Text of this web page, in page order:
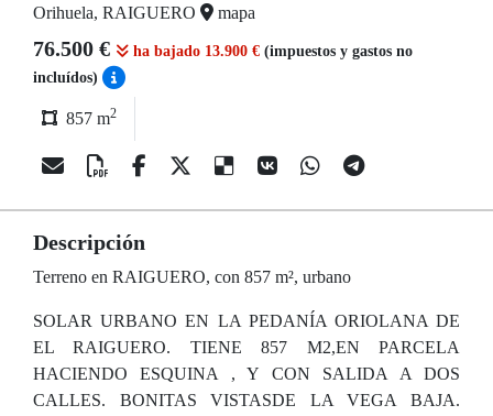
Orihuela, RAIGUERO mapa
76.500 € ha bajado 13.900 € (impuestos y gastos no
incluídos)
857 m2
Descripción
Terreno en RAIGUERO, con 857 m², urbano
SOLAR URBANO EN LA PEDANÍA ORIOLANA DE
EL RAIGUERO. TIENE 857 M2,EN PARCELA
HACIENDO ESQUINA , Y CON SALIDA A DOS
CALLES. BONITAS VISTASDE LA VEGA BAJA.